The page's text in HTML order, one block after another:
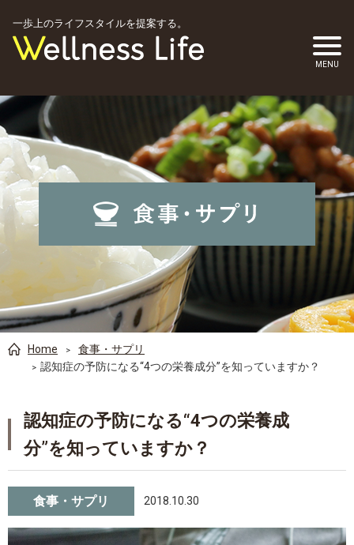
一歩上のライフスタイルを提案する。
Home
食事・サプリ
認知症の予防になる“4つの栄養成分”を知っていますか？
認知症の予防になる“4つの栄養成
分”を知っていますか？
食事・サプリ 2018.10.30